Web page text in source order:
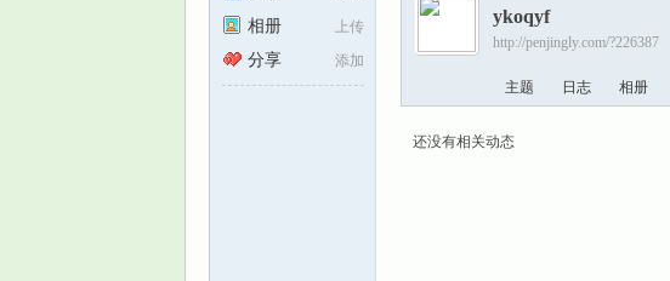
盆
上传
相册
添加
分享
ykoqyf
http://penjingly.com/?226387
主题 日志 相册
还没有相关动态